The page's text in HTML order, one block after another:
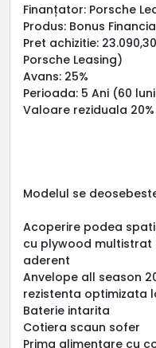
Finanțator: Porsche
Produs: Bonus
Pret achizitie:
Porsche Leasing)
Avans: 25%
Perioada: 5 Ani (60
Valoare reziduala 20%
Modelul se
Acoperire podea
cu plywood multistrat
aderent
Anvelope all season
rezistenta optimizata
Baterie intarita
Cotiera scaun sofer
Prima alimentare cu